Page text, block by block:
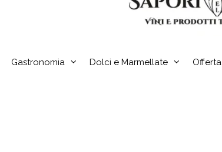
Gastronomia Dolci e Marmellate Offerta